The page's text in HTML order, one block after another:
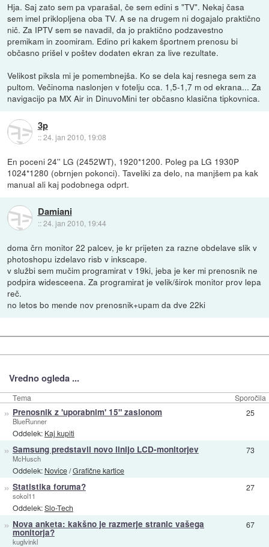
Hja. Saj zato sem pa vparašal, če sem edini s "TV". Nekaj časa
sem imel priklopljena oba TV. A se na drugem ni dogajalo praktično
nič. Za IPTV sem se navadil, da jo praktično podzavestno
premikam in zoomiram. Edino pri kakem športnem prenosu bi
občasno prišel v poštev dodaten ekran za live rezultate.
Velikost piksla mi je pomembnejša. Ko se dela kaj resnega sem za
pultom. Večinoma naslonjen v fotelju cca. 1,5-1,7 m od ekrana... Za
navigacijo pa MX Air in DinuvoMini ter občasno klasična tipkovnica.
3p
::24. jan 2010, 19:08
En poceni 24'' LG (2452WT), 1920*1200. Poleg pa LG 1930P
1024*1280 (obrnjen pokonci). Taveliki za delo, na manjšem pa kak
manual ali kaj podobnega odprt.
Damiani
::24. jan 2010, 19:44
doma črn monitor 22 palcev, je kr prijeten za razne obdelave slik v
photoshopu izdelavo risb v inkscape.
v službi sem mučim programirat v 19ki, jeba je ker mi prenosnik ne
podpira widesceena. Za programirat je velik/širok monitor prov lepa
reč.
no letos bo mende nov prenosnik+upam da dve 22ki
Vredno ogleda ...
Tema Sporočila
» Prenosnik z 'uporabnim' 15" zaslonom
BlueRunner
Oddelek: Kaj kupiti
25
» Samsung predstavil novo linijo LCD-monitorjev
McHusch
Oddelek: Novice/Grafične kartice
73
» Statistika foruma?
sokol11
Oddelek:Slo-Tech
27
» Nova anketa: kakšno je razmerje stranic vašega
monitorja?
kuglvinkl
67